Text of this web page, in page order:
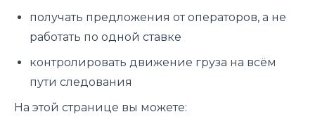
получать предложения от операторов, а не
работать по одной ставке
контролировать движение груза на всём
пути следования
На этой странице вы можете: